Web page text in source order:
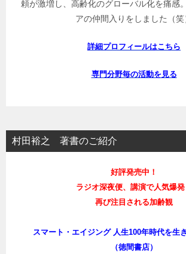
頼が激増し、高齢化のグローバル化を痛感
アの仲間入りをしました（笑
詳細プロフィールはこちら
専門分野毎の活動を見る
村田裕之 著書のご紹介
好評発売中！
ラジオ深夜便、講演で人気爆発
再び注目される加齢観
スマート・エイジング 人生100年時代を生
（徳間書店）